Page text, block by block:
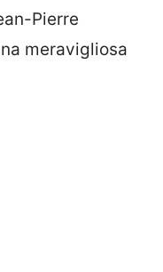
Pierre
meravigliosa